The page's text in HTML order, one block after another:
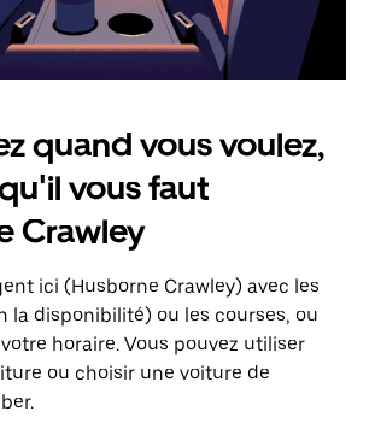
quand vous voulez,
vous faut
Crawley
ici (Husborne Crawley) avec les
la disponibilité) ou les courses, ou
horaire. Vous pouvez utiliser
ou choisir une voiture de